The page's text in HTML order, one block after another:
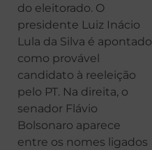
do eleitorado. O
presidente Luiz Inácio
Lula da Silva é apontado
como provável
candidato à reeleição
pelo PT. Na direita, o
senador Flávio
Bolsonaro aparece
entre os nomes ligados